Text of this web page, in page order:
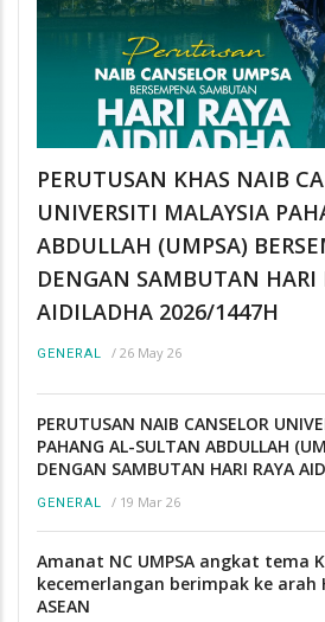
PERUTUSAN KHAS NAIB
UNIVERSITI MALAYSIA
ABDULLAH (UMPSA)
DENGAN SAMBUTAN HARI
AIDILADHA 2026/1447H
GENERAL / 26 May 26
PERUTUSAN NAIB CANSELOR
PAHANG AL-SULTAN ABDULLAH
DENGAN SAMBUTAN HARI RAYA
GENERAL / 19 Mar 26
Amanat NC UMPSA angkat tema
kecemerlangan berimpak ke arah
ASEAN